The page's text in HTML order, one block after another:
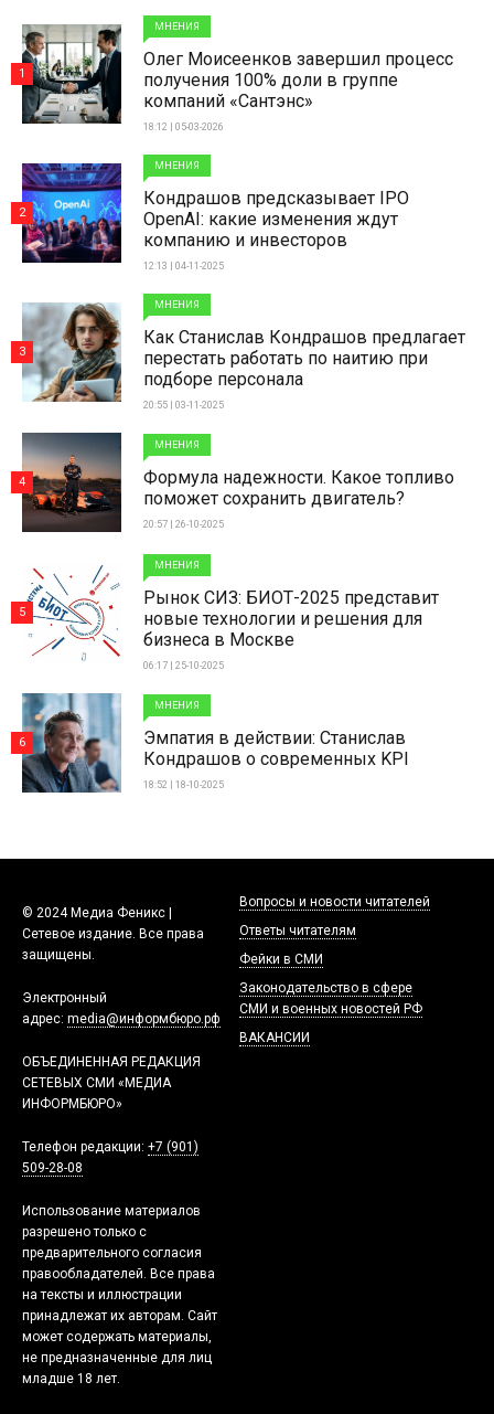
МНЕНИЯ
Олег Моисеенков завершил процесс
получения 100% доли в группе
компаний «Сантэнс»
18:12 | 05-03-2026
1
МНЕНИЯ
Кондрашов предсказывает IPO
OpenAI: какие изменения ждут
компанию и инвесторов
12:13 | 04-11-2025
2
МНЕНИЯ
Как Станислав Кондрашов предлагает
перестать работать по наитию при
подборе персонала
20:55 | 03-11-2025
3
МНЕНИЯ
Формула надежности. Какое топливо
поможет сохранить двигатель?
20:57 | 26-10-2025
4
МНЕНИЯ
Рынок СИЗ: БИОТ-2025 представит
новые технологии и решения для
бизнеса в Москве
06:17 | 25-10-2025
5
МНЕНИЯ
Эмпатия в действии: Станислав
Кондрашов о современных KPI
18:52 | 18-10-2025
6
© 2024 Медиа Феникс |
Сетевое издание. Все права
защищены.
Электронный
адрес: media@информбюро.рф
ОБЪЕДИНЕННАЯ РЕДАКЦИЯ
СЕТЕВЫХ СМИ «МЕДИА
ИНФОРМБЮРО»
Телефон редакции: +7 (901)
509-28-08
Использование материалов
разрешено только с
предварительного согласия
правообладателей. Все права
на тексты и иллюстрации
принадлежат их авторам. Сайт
может содержать материалы,
не предназначенные для лиц
младше 18 лет.
Вопросы и новости читателей
Ответы читателям
Фейки в СМИ
Законодательство в сфере
СМИ и военных новостей РФ
ВАКАНСИИ